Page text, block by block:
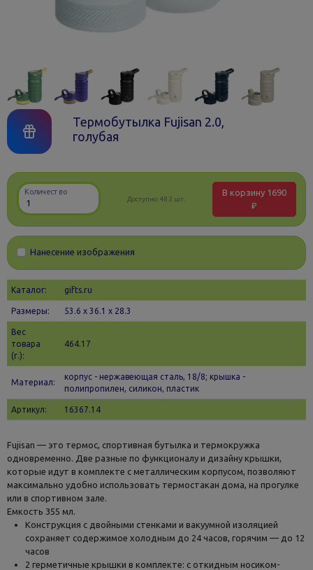
Термобутылка Fujisan 2.0,
голубая
Количество
Доступно:482 шт.
В корзину 1690
₽
Нанесение изображения
Каталог: gifts.ru
Размеры: 53.6 х 36.1 x 28.3
Вес
товара
(г.):
464.17
Материал:
корпус - нержавеющая сталь, 18/8; крышка -
полипропилен, силикон, пластик
Артикул: 16367.14
Fujisan — это термос, спортивная бутылка и термокружка
одновременно. Две разные по функционалу и дизайну крышки,
которые идут в комплекте с металлическим корпусом, позволяют
максимально удобно использовать термостакан дома, на прогулке
или в спортивном зале.
Емкость 355 мл.
Конструкция с двойными стенками и вакуумной изоляцией
сохраняет содержимое холодным до 24 часов, горячим — до 12
часов
2 герметичные крышки в комплекте: с откидным носиком-